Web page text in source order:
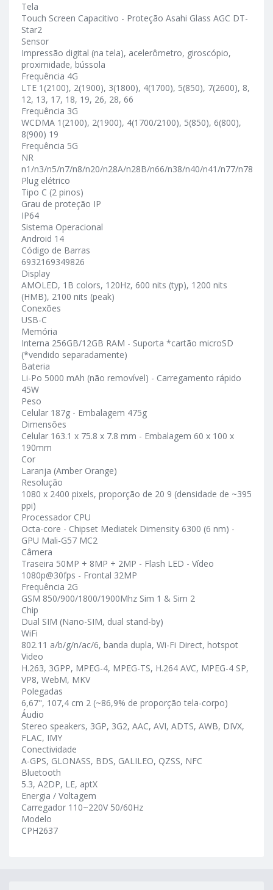
Tela
Touch Screen Capacitivo - Proteção Asahi Glass AGC DT-
Star2
Sensor
Impressão digital (na tela), acelerômetro, giroscópio,
proximidade, bússola
Frequência 4G
LTE 1(2100), 2(1900), 3(1800), 4(1700), 5(850), 7(2600), 8,
12, 13, 17, 18, 19, 26, 28, 66
Frequência 3G
WCDMA 1(2100), 2(1900), 4(1700/2100), 5(850), 6(800),
8(900) 19
Frequência 5G
NR
n1/n3/n5/n7/n8/n20/n28A/n28B/n66/n38/n40/n41/n77/n78
Plug elétrico
Tipo C (2 pinos)
Grau de proteção IP
IP64
Sistema Operacional
Android 14
Código de Barras
6932169349826
Display
AMOLED, 1B colors, 120Hz, 600 nits (typ), 1200 nits
(HMB), 2100 nits (peak)
Conexões
USB-C
Memória
Interna 256GB/12GB RAM - Suporta *cartão microSD
(*vendido separadamente)
Bateria
Li-Po 5000 mAh (não removível) - Carregamento rápido
45W
Peso
Celular 187g - Embalagem 475g
Dimensões
Celular 163.1 x 75.8 x 7.8 mm - Embalagem 60 x 100 x
190mm
Cor
Laranja (Amber Orange)
Resolução
1080 x 2400 pixels, proporção de 20 9 (densidade de ~395
ppi)
Processador CPU
Octa-core - Chipset Mediatek Dimensity 6300 (6 nm) -
GPU Mali-G57 MC2
Câmera
Traseira 50MP + 8MP + 2MP - Flash LED - Vídeo
1080p@30fps - Frontal 32MP
Frequência 2G
GSM 850/900/1800/1900Mhz Sim 1 & Sim 2
Chip
Dual SIM (Nano-SIM, dual stand-by)
WiFi
802.11 a/b/g/n/ac/6, banda dupla, Wi-Fi Direct, hotspot
Video
H.263, 3GPP, MPEG-4, MPEG-TS, H.264 AVC, MPEG-4 SP,
VP8, WebM, MKV
Polegadas
6,67", 107,4 cm 2 (~86,9% de proporção tela-corpo)
Áudio
Stereo speakers, 3GP, 3G2, AAC, AVI, ADTS, AWB, DIVX,
FLAC, IMY
Conectividade
A-GPS, GLONASS, BDS, GALILEO, QZSS, NFC
Bluetooth
5.3, A2DP, LE, aptX
Energia / Voltagem
Carregador 110~220V 50/60Hz
Modelo
CPH2637